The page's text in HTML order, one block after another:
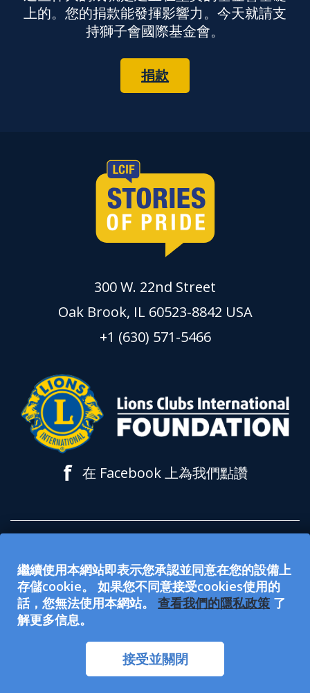
上的。您的捐款能發揮影響力。今天就請支
持獅子會國際基金會。
捐款
繼續使用本網站即表示您承認並同意在您的設備上
存儲cookie。 如果您不同意接受cookies使用的
話，您無法使用本網站。 查看我們的隱私政策 了
解更多信息。
接受並關閉
300 W. 22nd Street
Oak Brook, IL 60523-8842 USA
+1 (630) 571-5466
f 在 Facebook 上為我們點讚
所有在 lionsclubs.org 網站上接受的捐款都
用於支持獅子會國際基金會 (LCIF)。該基金
會是 501(c)(3) 免稅公眾慈善組織。國際獅子
會（LCI）是501(c)(4) 免稅社會福利組織，
不符合資格接受或募集慈善捐款。LCI和
LCIF是 EEO（公平就業機會）提供者